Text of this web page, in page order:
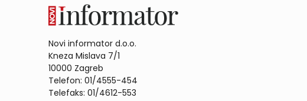
Novi informator d.o.o.
Kneza Mislava 7/1
10000 Zagreb
Telefon: 01/4555-454
Telefaks: 01/4612-553